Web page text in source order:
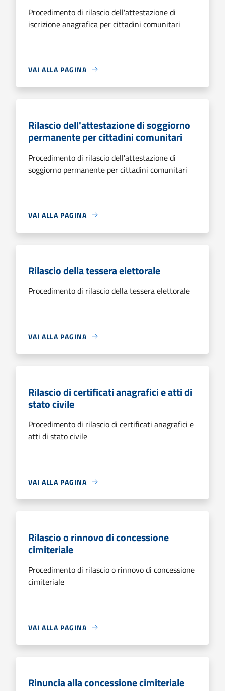
Procedimento di rilascio dell'attestazione di
iscrizione anagrafica per cittadini comunitari
VAI ALLA PAGINA
Rilascio dell'attestazione di soggiorno
permanente per cittadini comunitari
Procedimento di rilascio dell'attestazione di
soggiorno permanente per cittadini comunitari
VAI ALLA PAGINA
Rilascio della tessera elettorale
Procedimento di rilascio della tessera elettorale
VAI ALLA PAGINA
Rilascio di certificati anagrafici e atti di
stato civile
Procedimento di rilascio di certificati anagrafici e
atti di stato civile
VAI ALLA PAGINA
Rilascio o rinnovo di concessione
cimiteriale
Procedimento di rilascio o rinnovo di concessione
cimiteriale
VAI ALLA PAGINA
Rinuncia alla concessione cimiteriale